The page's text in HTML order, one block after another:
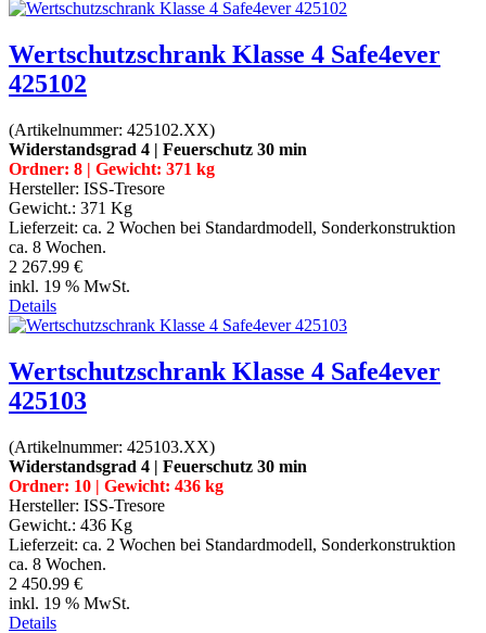
Wertschutzschrank Klasse 4 Safe4ever
425102
(Artikelnummer: 425102.XX)
Widerstandsgrad 4 | Feuerschutz 30 min
Ordner: 8 | Gewicht: 371 kg
Hersteller: ISS-Tresore
Gewicht.: 371 Kg
Lieferzeit: ca. 2 Wochen bei Standardmodell, Sonderkonstruktion
ca. 8 Wochen.
2 267.99 €
inkl. 19 % MwSt.
Details
Wertschutzschrank Klasse 4 Safe4ever
425103
(Artikelnummer: 425103.XX)
Widerstandsgrad 4 | Feuerschutz 30 min
Ordner: 10 | Gewicht: 436 kg
Hersteller: ISS-Tresore
Gewicht.: 436 Kg
Lieferzeit: ca. 2 Wochen bei Standardmodell, Sonderkonstruktion
ca. 8 Wochen.
2 450.99 €
inkl. 19 % MwSt.
Details